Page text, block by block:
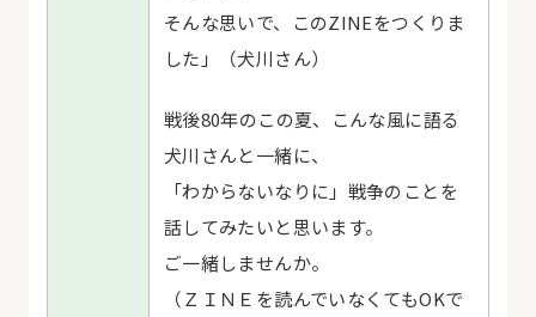
そんな思いで、このZINEをつくりま
した」（犬川さん）
戦後80年のこの夏、こんな風に語る
犬川さんと一緒に、
「わからないなりに」戦争のことを
話してみたいと思います。
ご一緒しませんか。
（ＺＩＮＥを読んでいなくてもOKで